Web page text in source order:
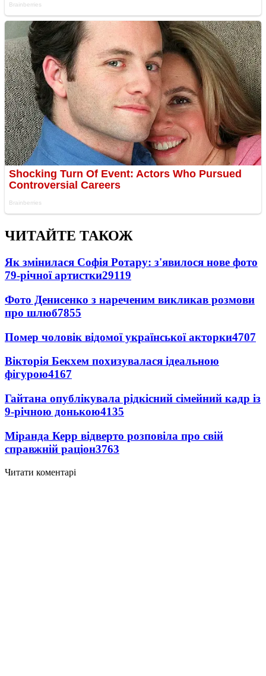
ЧИТАЙТЕ ТАКОЖ
Як змінилася Софія Ротару: з'явилося нове фото
79-річної артистки29119
Фото Денисенко з нареченим викликав розмови
про шлюб7855
Помер чоловік відомої української акторки4707
Вікторія Бекхем похизувалася ідеальною
фігурою4167
Гайтана опублікувала рідкісний сімейний кадр із
9-річною донькою4135
Міранда Керр відверто розповіла про свій
справжній раціон3763
Читати коментарі